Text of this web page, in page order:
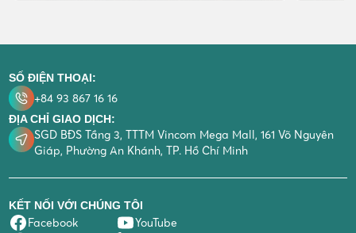
SỐ ĐIỆN THOẠI:
+84 93 867 16 16
ĐỊA CHỈ GIAO DỊCH:
SGD BĐS Tầng 3, TTTM Vincom Mega Mall, 161 Võ Nguyên
Giáp, Phường An Khánh, TP. Hồ Chí Minh
KẾT NỐI VỚI CHÚNG TÔI
Facebook
YouTube